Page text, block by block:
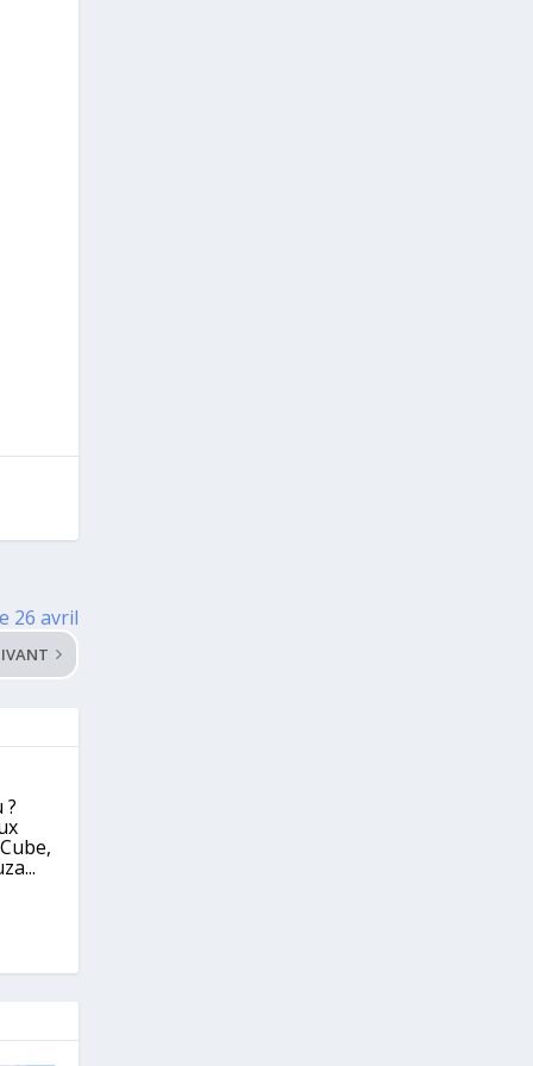
26 avril
?